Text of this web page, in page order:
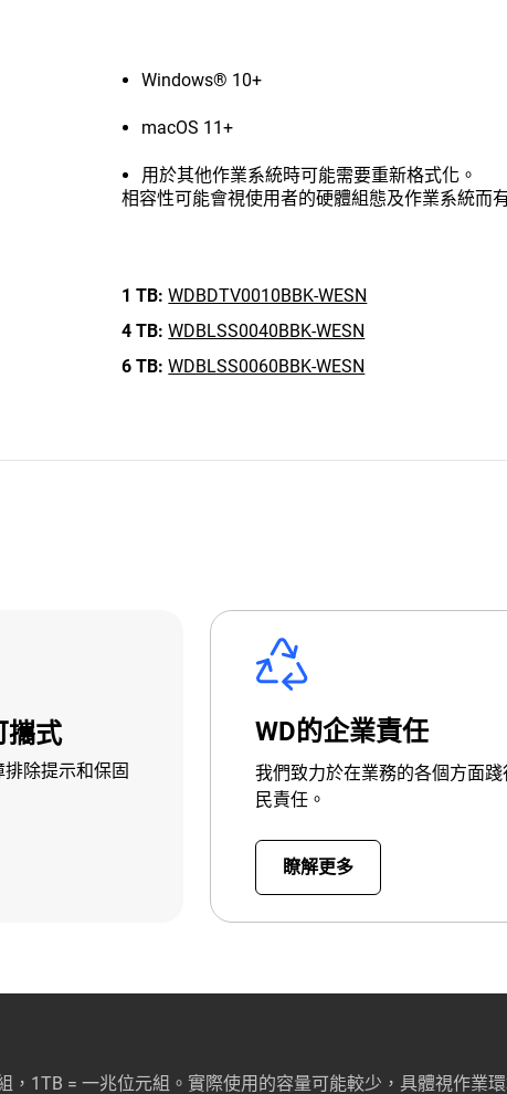
Windows® 10+
macOS 11+
用於其他作業系統時可能需要重新格式化。
相容性可能會視使用者的硬體組態及作業系統而
1 TB: WDBDTV0010BBK-WESN
4 TB: WDBLSS0040BBK-WESN
6 TB: WDBLSS0060BBK-WESN
攜式
除提示和保固
WD的企業責任
我們致力於在業務的各個方面
民責任。
瞭解更多
，1TB = 一兆位元組。實際使用的容量可能較少，具體視作業環